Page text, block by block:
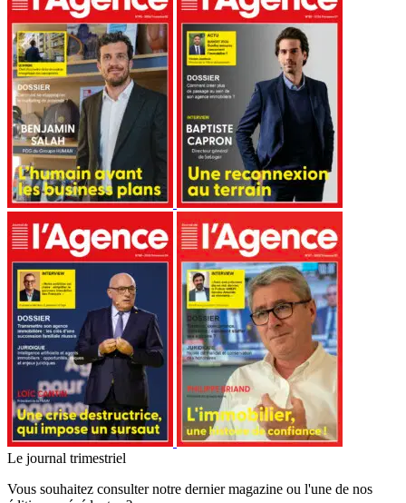
Le journal trimestriel
Vous souhaitez consulter notre dernier magazine ou l'une de nos